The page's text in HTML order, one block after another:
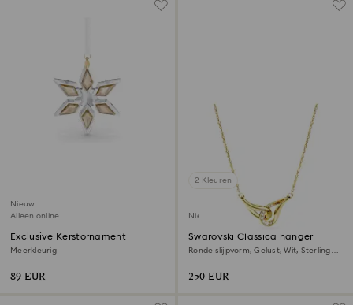
Nieuw
Alleen online
Exclusive Kerstornament
Meerkleurig
89 EUR
2 Kleuren
Nieuw
Swarovski Classica hanger
Ronde slijpvorm, Gelust, Wit, ‎Sterling
250 EUR